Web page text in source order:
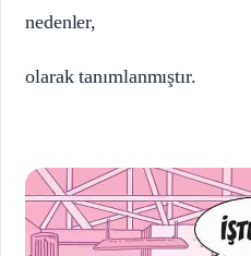
nedenler,
olarak tanımlanmıştır.